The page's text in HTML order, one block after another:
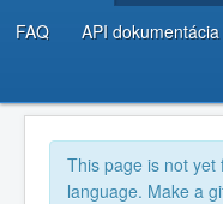
FAQ API dokumentácia
This page is not yet
language. Make a